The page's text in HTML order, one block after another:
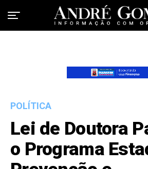
POLÍTICA
Lei de Doutora
o Programa